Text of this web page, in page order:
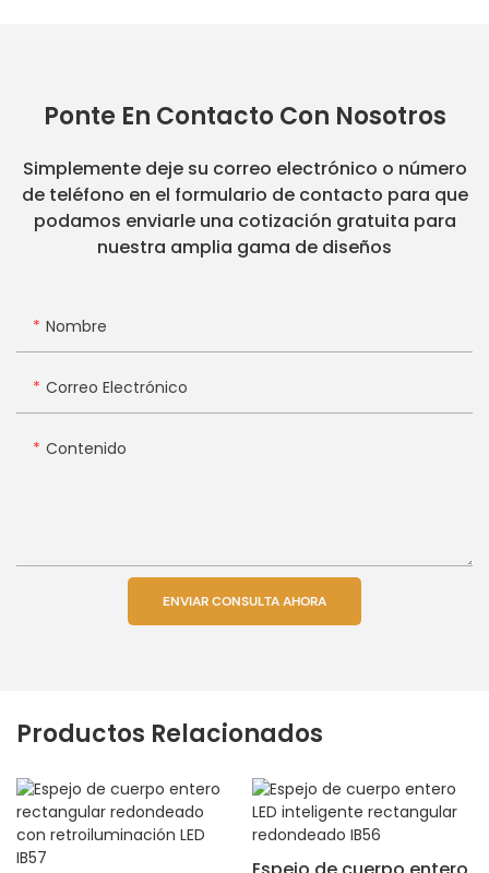
Ponte En Contacto Con Nosotros
Simplemente deje su correo electrónico o número
de teléfono en el formulario de contacto para que
podamos enviarle una cotización gratuita para
nuestra amplia gama de diseños
Nombre
Correo Electrónico
Contenido
ENVIAR CONSULTA AHORA
Productos Relacionados